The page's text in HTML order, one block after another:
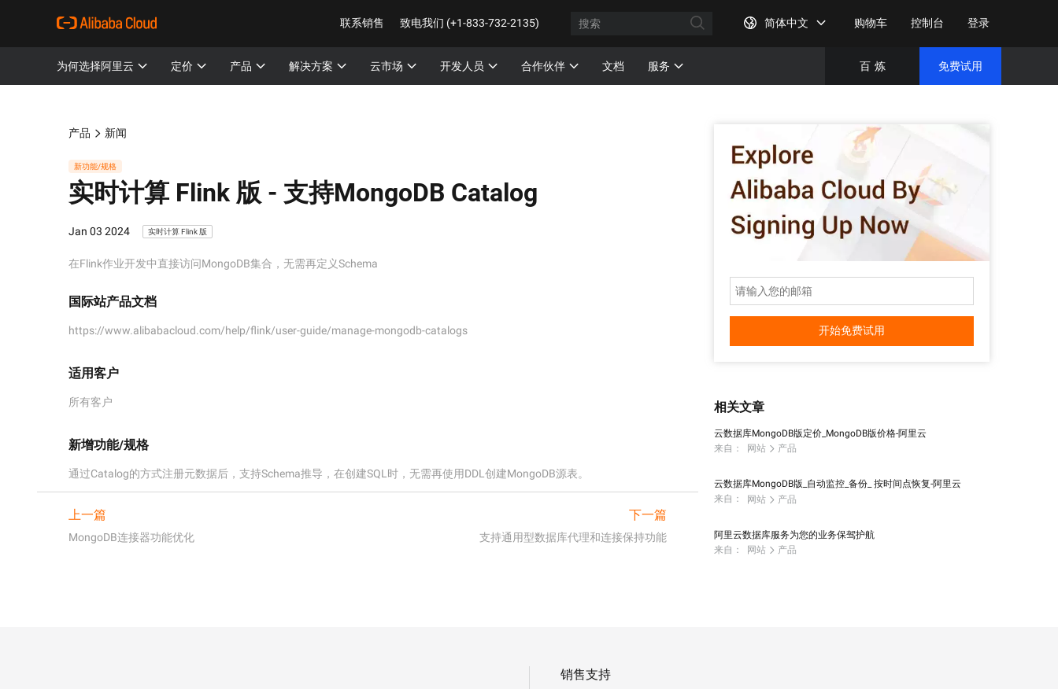
联系销售 致电我们 (+1-833-732-2135) 简体中文 购物车 控制台 登录
为何选择阿里云 定价 产品 解决方案 云市场 开发人员 合作伙伴 文档 服务 百 炼 免费试用
产品 新闻
新功能/规格
实时计算 Flink 版 - 支持MongoDB Catalog
Jan 03 2024 实时计算 Flink 版
在Flink作业开发中直接访问MongoDB集合，无需再定义Schema
国际站产品文档
https://www.alibabacloud.com/help/flink/user-guide/manage-mongodb-catalogs
适用客户
所有客户
新增功能/规格
通过Catalog的方式注册元数据后，支持Schema推导，在创建SQL时，无需再使用DDL创建MongoDB源表。
上一篇
MongoDB连接器功能优化
下一篇
支持通用型数据库代理和连接保持功能
开始免费试用
相关文章
云数据库MongoDB版定价_MongoDB版价格-阿里云
来自：
网站 产品
云数据库MongoDB版_自动监控_备份_ 按时间点恢复-阿里云
来自：
网站 产品
阿里云数据库服务为您的业务保驾护航
来自：
网站 产品
销售支持